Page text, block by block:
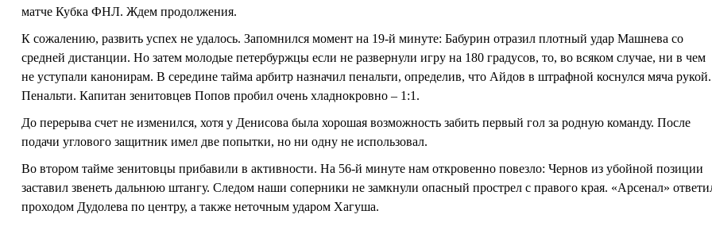
матче Кубка ФНЛ. Ждем продолжения.
К сожалению, развить успех не удалось. Запомнился момент на 19-й минуте: Бабурин отразил плотный удар Машнева со
средней дистанции. Но затем молодые петербуржцы если не развернули игру на 180 градусов, то, во всяком случае, ни в чем
не уступали канонирам. В середине тайма арбитр назначил пенальти, определив, что Айдов в штрафной коснулся мяча рукой.
Пенальти. Капитан зенитовцев Попов пробил очень хладнокровно – 1:1.
До перерыва счет не изменился, хотя у Денисова была хорошая возможность забить первый гол за родную команду. После
подачи углового защитник имел две попытки, но ни одну не использовал.
Во втором тайме зенитовцы прибавили в активности. На 56-й минуте нам откровенно повезло: Чернов из убойной позиции
заставил звенеть дальнюю штангу. Следом наши соперники не замкнули опасный прострел с правого края. «Арсенал»
проходом Дудолева по центру, а также неточным ударом Хагуша.